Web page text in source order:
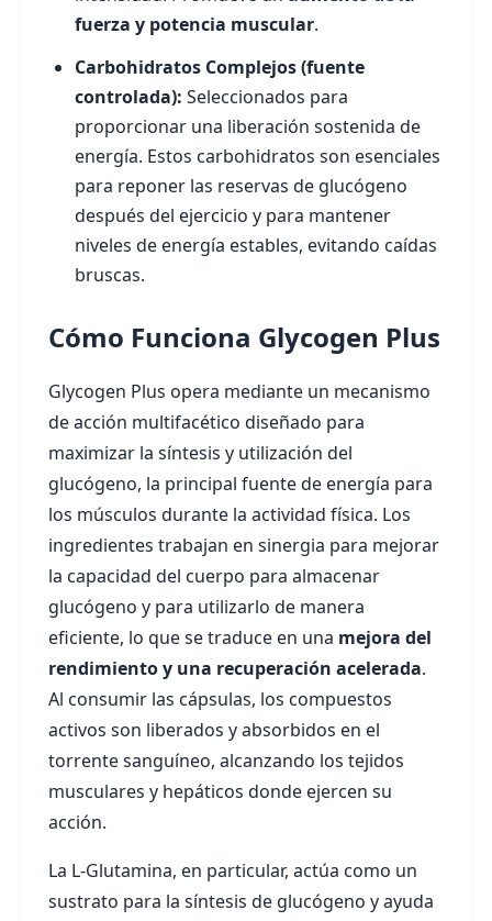
fuerza y potencia muscular.
Carbohidratos Complejos (fuente
controlada): Seleccionados para
proporcionar una liberación sostenida de
energía. Estos carbohidratos son esenciales
para reponer las reservas de glucógeno
después del ejercicio y para mantener
niveles de energía estables, evitando caídas
bruscas.
Cómo Funciona Glycogen Plus
Glycogen Plus opera mediante un mecanismo
de acción multifacético diseñado para
maximizar la síntesis y utilización del
glucógeno, la principal fuente de energía para
los músculos durante la actividad física. Los
ingredientes trabajan en sinergia para mejorar
la capacidad del cuerpo para almacenar
glucógeno y para utilizarlo de manera
eficiente, lo que se traduce en una mejora del
rendimiento y una recuperación acelerada.
Al consumir las cápsulas, los compuestos
activos son liberados y absorbidos en el
torrente sanguíneo, alcanzando los tejidos
musculares y hepáticos donde ejercen su
acción.
La L-Glutamina, en particular, actúa como un
sustrato para la síntesis de glucógeno y ayuda